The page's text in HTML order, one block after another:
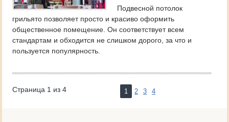
Подвесной потолок
грильято позволяет просто и красиво оформить
общественное помещение. Он соответствует всем
стандартам и обходится не слишком дорого, за что и
пользуется популярность.
Страница 1 из 4 1 2 3 4